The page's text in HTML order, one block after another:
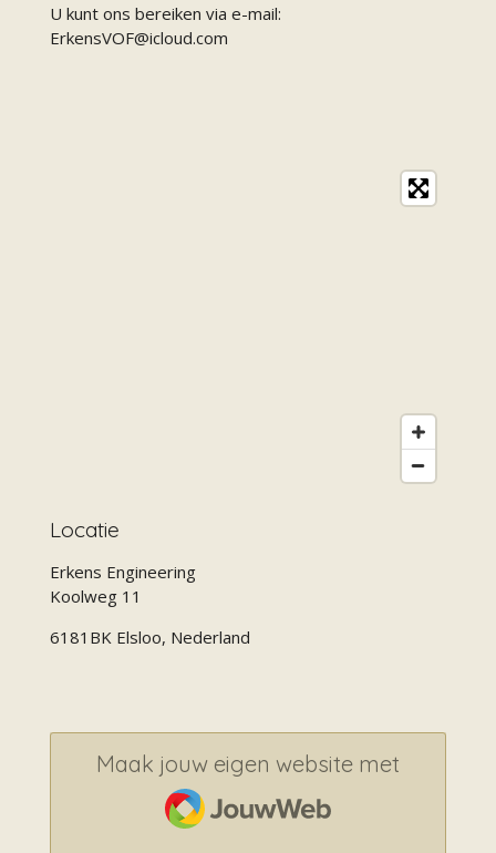
U kunt ons bereiken via e-mail:
ErkensVOF@icloud.com
Locatie
Erkens Engineering
Koolweg 11
6181BK Elsloo, Nederland
Maak jouw eigen website met
JouwWeb